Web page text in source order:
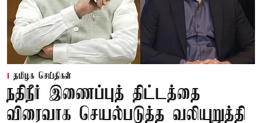
தமிழக செய்திகள்
நதிநீர் இணைப்புத் திட்டத்தை
விரைவாக செயல்படுத்த வலியுறுத்தி